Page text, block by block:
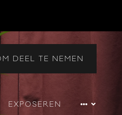
DEEL TE NEMEN
EXPOSEREN